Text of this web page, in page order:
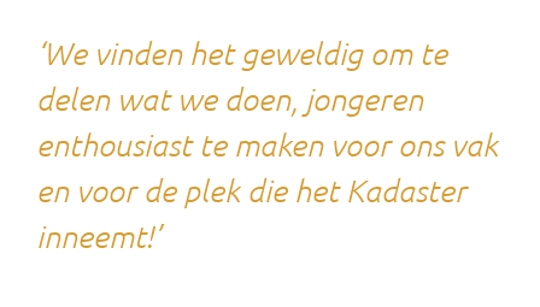
‘We vinden het geweldig om te
delen wat we doen, jongeren
enthousiast te maken voor ons vak
en voor de plek die het Kadaster
inneemt!’